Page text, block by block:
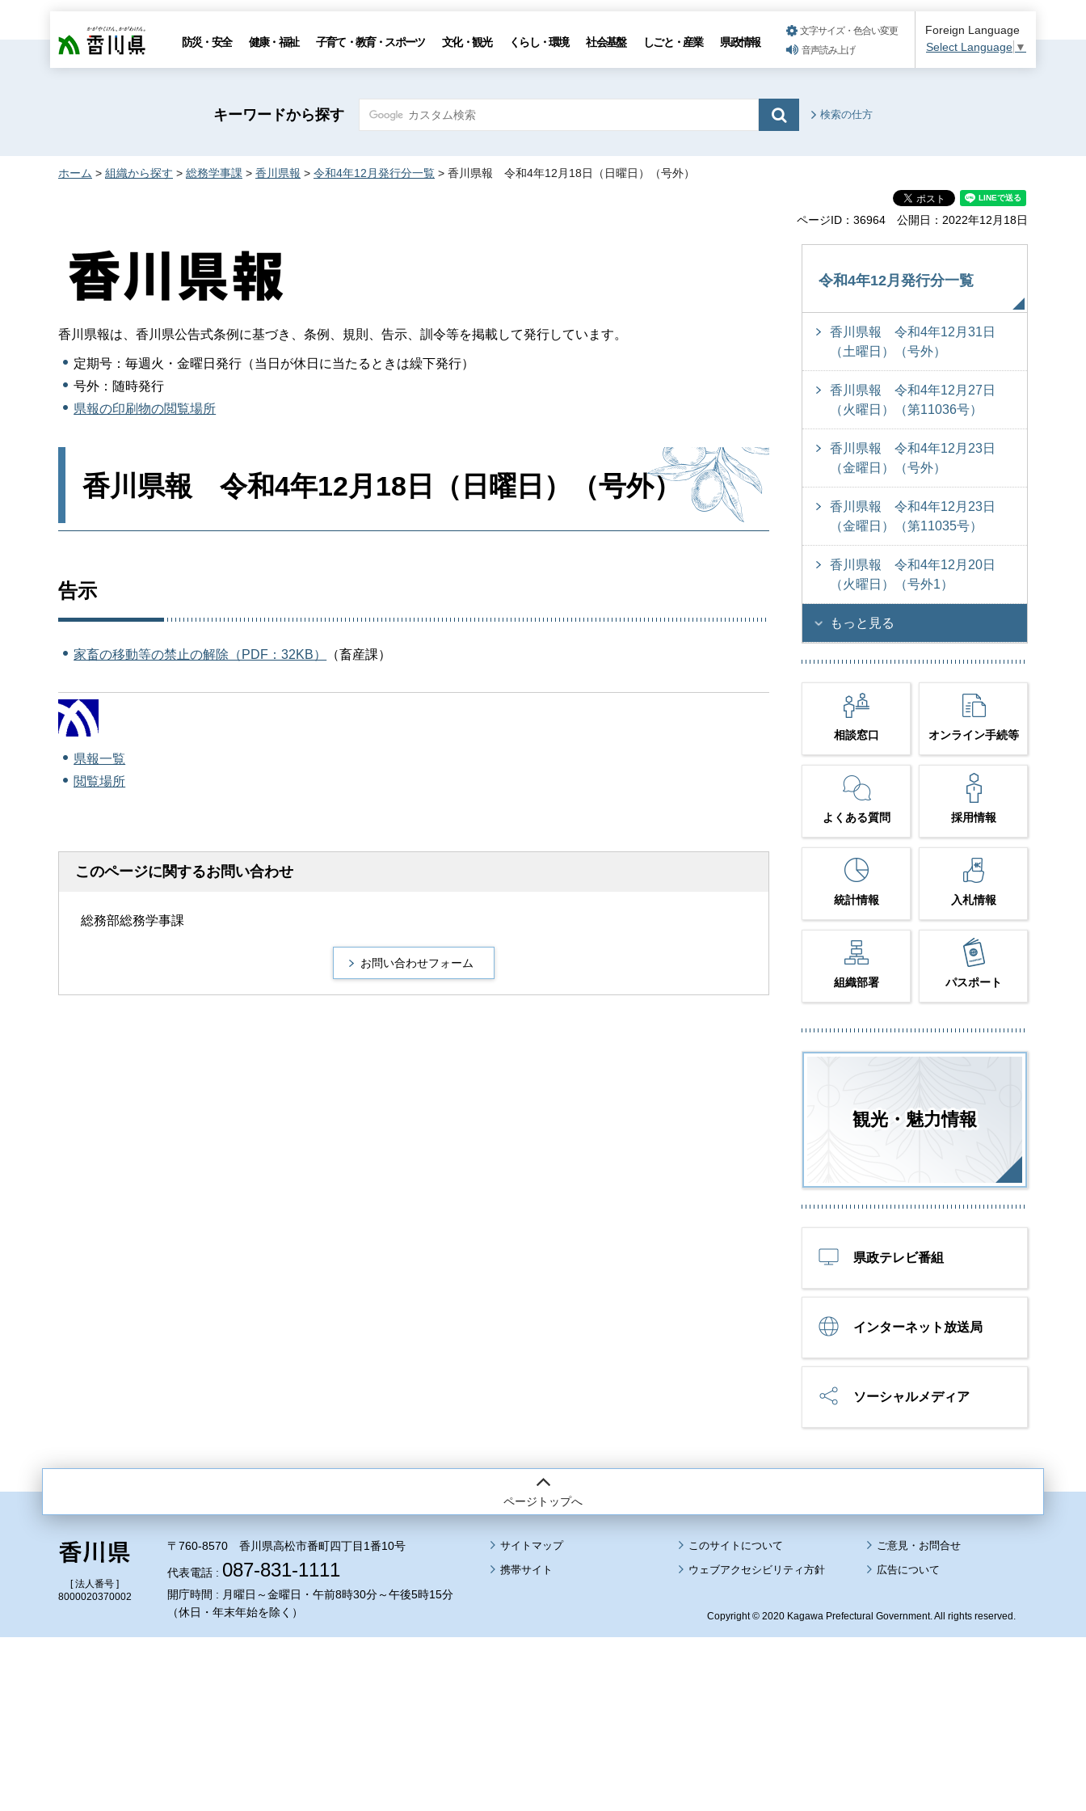
香川県 防災・安全 健康・福祉 子育て・教育・スポーツ 文化・観光 くらし・環境 社会基盤 しごと・産業 県政情報
文字サイズ・色合い変更
音声読み上げ
Foreign Language
Select Language ▼
キーワードから探す 検索の仕方
ホーム > 組織から探す > 総務学事課 > 香川県報 > 令和4年12月発行分一覧 > 香川県報 令和4年12月18日（日曜日）（号外）
ページID：36964 公開日：2022年12月18日
香川県報は、香川県公告式条例に基づき、条例、規則、告示、訓令等を掲載して発行しています。
定期号：毎週火・金曜日発行（当日が休日に当たるときは繰下発行）
号外：随時発行
県報の印刷物の閲覧場所
香川県報 令和4年12月18日（日曜日）（号外）
告示
家畜の移動等の禁止の解除（PDF：32KB） （畜産課）
県報一覧
閲覧場所
このページに関するお問い合わせ
総務部総務学事課
令和4年12月発行分一覧
香川県報 令和4年12月31日
（土曜日）（号外）
香川県報 令和4年12月27日
（火曜日）（第11036号）
香川県報 令和4年12月23日
（金曜日）（号外）
香川県報 令和4年12月23日
（金曜日）（第11035号）
香川県報 令和4年12月20日
（火曜日）（号外1）
もっと見る
相談窓口 オンライン手続等
よくある質問 採用情報
統計情報 入札情報
組織部署 パスポート
観光・魅力情報
県政テレビ番組
インターネット放送局
ソーシャルメディア
ページトップへ
[ 法人番号 ]
8000020370002
〒760-8570 香川県高松市番町四丁目1番10号
代表電話 : 087-831-1111
開庁時間 : 月曜日～金曜日・午前8時30分～午後5時15分
（休日・年末年始を除く）
サイトマップ
このサイトについて
携帯サイト
ウェブアクセシビリティ方針 広告について
Copyright © 2020 Kagawa Prefectural Government. All rights reserved.